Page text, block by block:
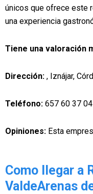
únicos que ofrece este
una experiencia
Tiene una valoración
Dirección: , Iznájar,
Teléfono: 657 60 37 04
Opiniones: Esta
Como llegar a
ValdeArenas